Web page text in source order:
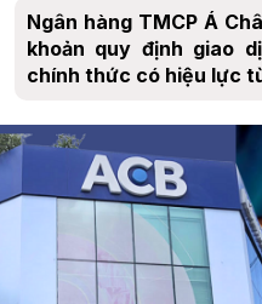
Ngân hàng TMCP Á
khoản quy định giao
chính thức có hiệu lực